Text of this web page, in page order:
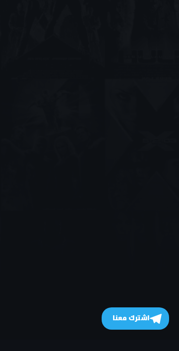
اشترك معنا